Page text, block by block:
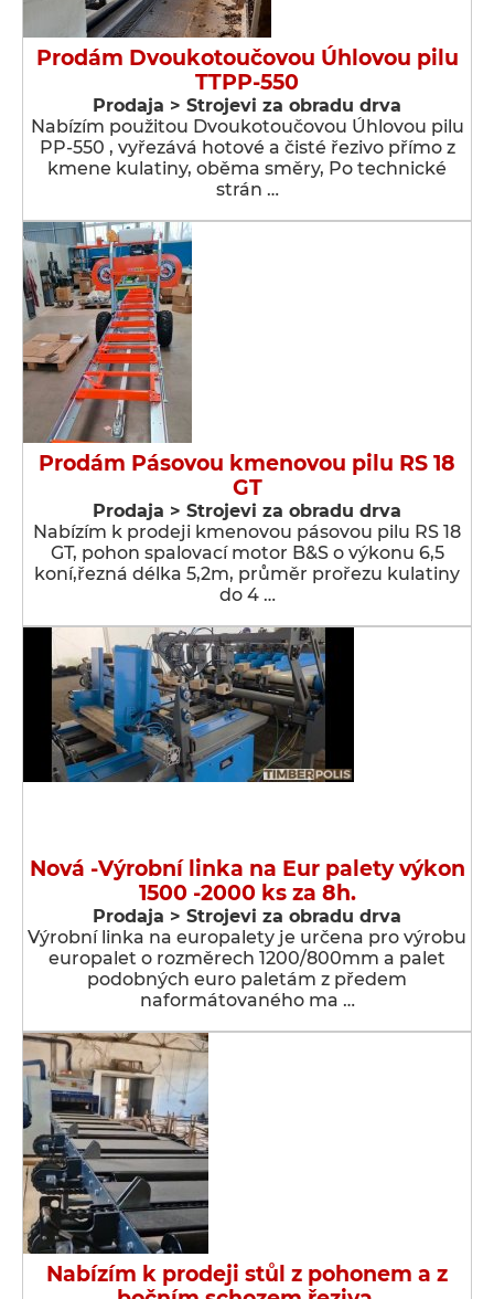
Prodám Dvoukotoučovou Úhlovou pilu
TTPP-550
Prodaja > Strojevi za obradu drva
Nabízím použitou Dvoukotoučovou Úhlovou pilu
PP-550 , vyřezává hotové a čisté řezivo přímo z
kmene kulatiny, oběma směry, Po technické
strán …
Prodám Pásovou kmenovou pilu RS 18
GT
Prodaja > Strojevi za obradu drva
Nabízím k prodeji kmenovou pásovou pilu RS 18
GT, pohon spalovací motor B&S o výkonu 6,5
koní,řezná délka 5,2m, průměr prořezu kulatiny
do 4 …
Nová -Výrobní linka na Eur palety výkon
1500 -2000 ks za 8h.
Prodaja > Strojevi za obradu drva
Výrobní linka na europalety je určena pro výrobu
europalet o rozměrech 1200/800mm a palet
podobných euro paletám z předem
naformátovaného ma …
Nabízím k prodeji stůl z pohonem a z